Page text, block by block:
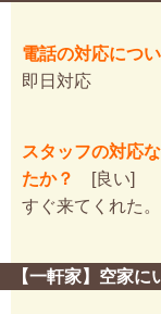
電話の対応につ
即日対応
スタッフの対応
たか？
[良い]
すぐ来てくれた
【一軒家】空家